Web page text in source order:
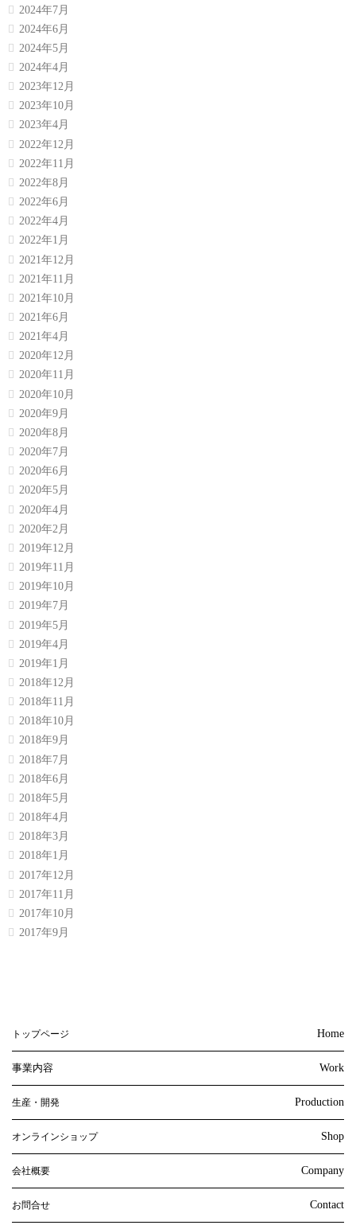
2024年7月
2024年6月
2024年5月
2024年4月
2023年12月
2023年10月
2023年4月
2022年12月
2022年11月
2022年8月
2022年6月
2022年4月
2022年1月
2021年12月
2021年11月
2021年10月
2021年6月
2021年4月
2020年12月
2020年11月
2020年10月
2020年9月
2020年8月
2020年7月
2020年6月
2020年5月
2020年4月
2020年2月
2019年12月
2019年11月
2019年10月
2019年7月
2019年5月
2019年4月
2019年1月
2018年12月
2018年11月
2018年10月
2018年9月
2018年7月
2018年6月
2018年5月
2018年4月
2018年3月
2018年1月
2017年12月
2017年11月
2017年10月
2017年9月
トップページ Home
事業内容 Work
生産・開発 Production
オンラインショップ Shop
会社概要 Company
お問合せ Contact